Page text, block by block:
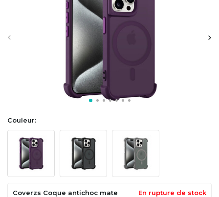
Couleur:
Coverzs Coque antichoc mate
En rupture de stock